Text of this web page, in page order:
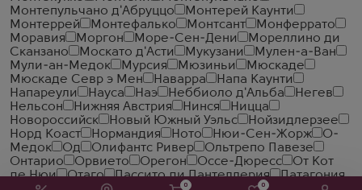
0 0
Монтепульчано д'Абруццо
Монтерей Каунти
Монтеррей
Монтефалько Монтсант
Монферрато
Моравия
Моргон Море-Сен-Дени
Мореллино ди
Сканзано
Москато д'Асти Мукузани
Мулен-а-Ван
Мули-ан-Медок
Мурсия Мюзиньи
Мюскаде
Мюскаде Севр э Мен
Наварра
Напа Каунти
Напареули
Науса Наэ Неббиоло д'Альба
Негев
Нельсон
Нижняя Австрия Нинся
Ницца
Новороссийск
Новый Южный Уэльс
Нойзидлерзее
Норд Коаст
Нормандия Ното Нюи-Сен-Жорж
О-
Медок
Од Олифантс Ривер
Ольтрепо Павезе
Онтарио
Орвието Орегон Оссе-Дюресс
От Кот
де Нюи
Отаго Пассито ди Пантеллерия
Патагония